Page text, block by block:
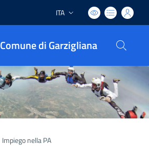
Lingua attiva:
ITA
Comune di Garzigliana
Impiego nella PA